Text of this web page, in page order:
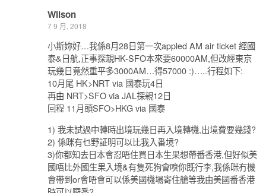
Wilson
7 9 月, 2018
小斯妳好…我係8月28日第一次appled AM air ticket 經國
泰&日航,正事探親HK-SFO本來要60000AM,但改經東京
玩幾日竟然重平多3000AM…得57000 :)…..行程如下:
10月尾 HK>NRT via 國泰玩4日
再由 NRT>SFO via JAL探親12日
回程 11月頭SFO>HKG via 國泰
1) 我未試過中轉時出境玩幾日再入境轉機,出境費要幾錢?
2) 係咪有乜野証明可以比我入番境?
3)你都知去日本會忍唔住買日本生果想帶番香港,但好似美
國唔比外國生果入境&有隻死狗會嗅你既行李,我係咪冇機
會帶到or會唔會可以係美國機場寄住艙等我由美國番香港